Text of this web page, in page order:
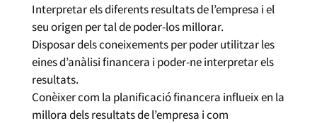
Interpretar els diferents resultats de l’empresa i el
seu origen per tal de poder-los millorar.
Disposar dels coneixements per poder utilitzar les
eines d’anàlisi financera i poder-ne interpretar els
resultats.
Conèixer com la planificació financera influeix en la
millora dels resultats de l’empresa i com